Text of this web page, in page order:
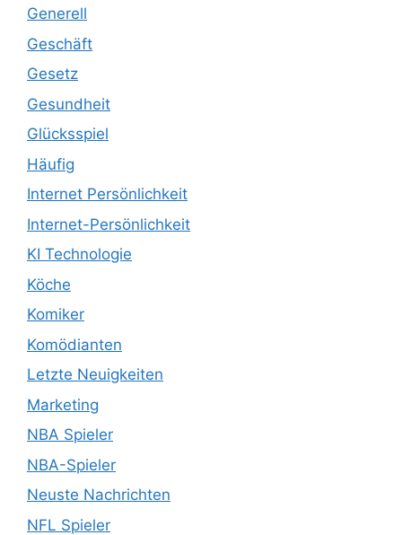
Generell
Geschäft
Gesetz
Gesundheit
Glücksspiel
Häufig
Internet Persönlichkeit
Internet-Persönlichkeit
KI Technologie
Köche
Komiker
Komödianten
Letzte Neuigkeiten
Marketing
NBA Spieler
NBA-Spieler
Neuste Nachrichten
NFL Spieler